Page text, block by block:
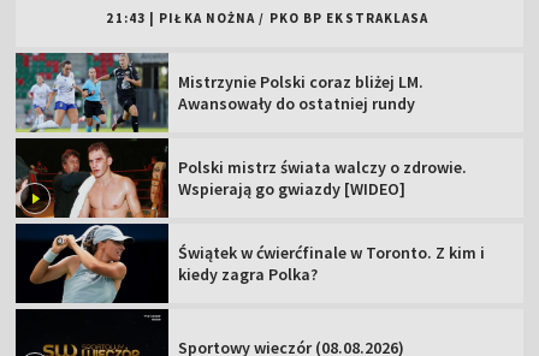
21:43 PIŁKA NOŻNA / PKO BP EKSTRAKLASA
Mistrzynie Polski coraz bliżej LM.
Awansowały do ostatniej rundy
Polski mistrz świata walczy o zdrowie.
Wspierają go gwiazdy [WIDEO]
Świątek w ćwierćfinale w Toronto. Z kim i
kiedy zagra Polka?
Sportowy wieczór (08.08.2026)